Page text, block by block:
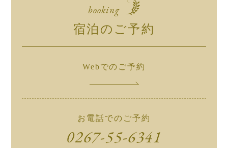
booking
宿泊のご予約
Webでのご予約
お電話でのご予約
0267-55-6341